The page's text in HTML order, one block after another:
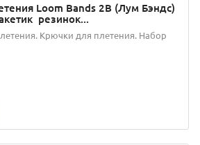
Loom Bands 2В (Лум Бэндс)
резинок...
Крючки для плетения. Набор